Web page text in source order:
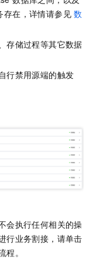
存在，详情请参见数
存储过程等其它数据
行禁用源端的触发
会执行任何相关的操
行业务割接，请单击
。